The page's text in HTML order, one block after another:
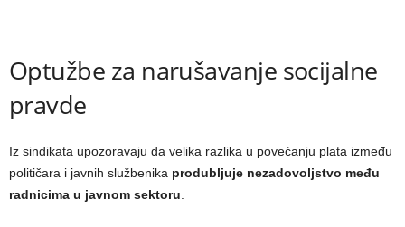
Optužbe za narušavanje socijalne
pravde
Iz sindikata upozoravaju da velika razlika u povećanju plata između
političara i javnih službenika produbljuje nezadovoljstvo među
radnicima u javnom sektoru